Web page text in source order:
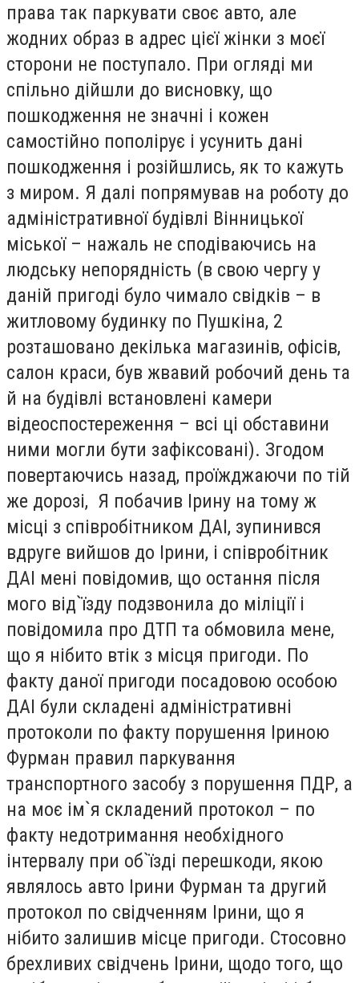
права так паркувати своє авто, але
жодних образ в адрес цієї жінки з моєї
сторони не поступало. При огляді ми
спільно дійшли до висновку, що
пошкодження не значні і кожен
самостійно пополірує і усунить дані
пошкодження і розійшлись, як то кажуть
з миром. Я далі попрямував на роботу до
адміністративної будівлі Вінницької
міської – нажаль не сподіваючись на
людську непорядність (в свою чергу у
даній пригоді було чимало свідків – в
житловому будинку по Пушкіна, 2
розташовано декілька магазинів, офісів,
салон краси, був жвавий робочий день та
й на будівлі встановлені камери
відеоспостереження – всі ці обставини
ними могли бути зафіксовані). Згодом
повертаючись назад, проїжджаючи по тій
же дорозі, Я побачив Ірину на тому ж
місці з співробітником ДАІ, зупинився
вдруге вийшов до Ірини, і співробітник
ДАІ мені повідомив, що остання після
мого від`їзду подзвонила до міліції і
повідомила про ДТП та обмовила мене,
що я нібито втік з місця пригоди. По
факту даної пригоди посадовою особою
ДАІ були складені адміністративні
протоколи по факту порушення Іриною
Фурман правил паркування
транспортного засобу з порушення ПДР, а
на моє ім`я складений протокол – по
факту недотримання необхідного
інтервалу при об`їзді перешкоди, якою
являлось авто Ірини Фурман та другий
протокол по свідченням Ірини, що я
нібито залишив місце пригоди. Стосовно
брехливих свідчень Ірини, щодо того, що